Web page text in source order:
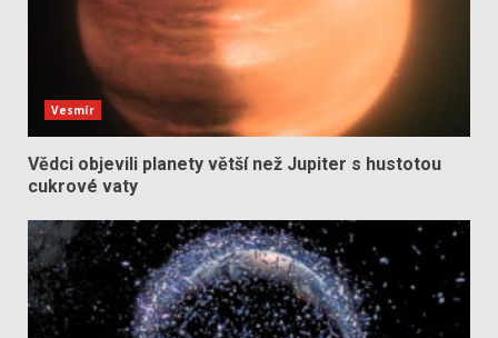
Vesmír
Vědci objevili planety větší než Jupiter s hustotou
cukrové vaty